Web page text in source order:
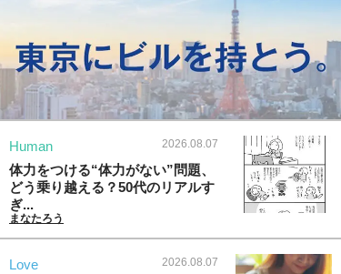
Human 2026.08.07
体力をつける“体力がない”問題、
どう乗り越える？50代のリアルす
ぎ...
まなたろう
Love 2026.08.07